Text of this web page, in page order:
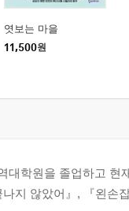
엿보는 마을
11,500원
대학원을 졸업하고
지 않았어』, 『왼손